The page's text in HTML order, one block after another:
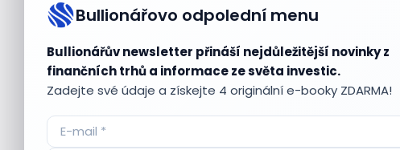
Bullionářovo odpolední menu
Bullionářův newsletter přináší nejdůležitější novinky z
finančních trhů a informace ze světa investic.
Zadejte své údaje a získejte 4 originální e-booky ZDARMA!